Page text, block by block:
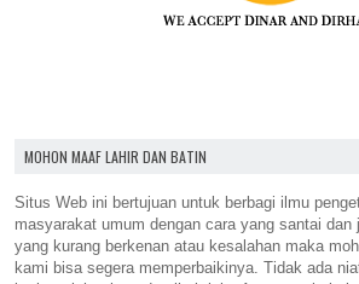
MOHON MAAF LAHIR DAN BATIN
Situs Web ini bertujuan untuk berbagi ilmu
masyarakat umum dengan cara yang santai dan
yang kurang berkenan atau kesalahan maka
kami bisa segera memperbaikinya. Tidak ada